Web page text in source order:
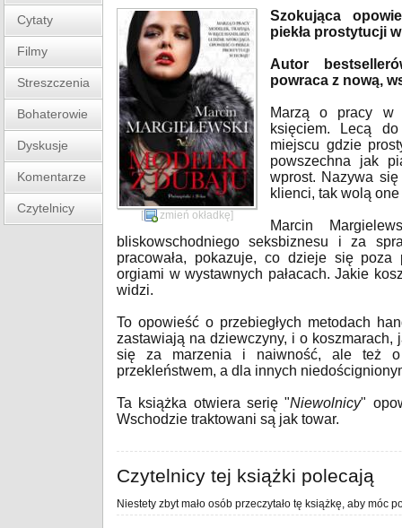
Cytaty
Filmy
Streszczenia
Bohaterowie
Dyskusje
Komentarze
Czytelnicy [ zmień okładkę]
Szokująca
piekła prostytucji
Autor
powraca z nową,
Marzą o pracy w
księciem. Lecą
miejscu gdzie
powszechna jak
wprost. Nazywa
klienci, tak wolą
Marcin
bliskowschodniego seksbiznesu i za
pracowała, pokazuje, co dzieje się
orgiami w wystawnych pałacach. Jakie
widzi.
To opowieść o przebiegłych metodach
zastawiają na dziewczyny, i o koszmarach,
się za marzenia i naiwność, ale też
przekleństwem, a dla innych
Ta książka otwiera serię "Niewolnicy"
Wschodzie traktowani są jak towar.
Czytelnicy tej książki polecają
Niestety zbyt mało osób przeczytało tę książkę, aby móc